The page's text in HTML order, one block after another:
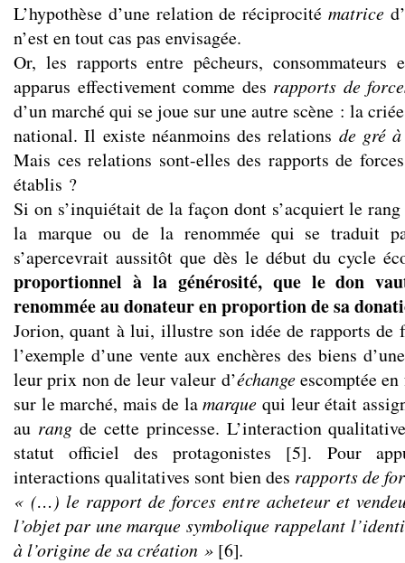
L’hypothèse d’une relation de réciprocité matrice
n’est en tout cas pas envisagée.
Or, les rapports entre pêcheurs, consommateurs
apparus effectivement comme des rapports de
d’un marché qui se joue sur une autre scène : la
national. Il existe néanmoins des relations de gré
Mais ces relations sont-elles des rapports de
établis ?
Si on s’inquiétait de la façon dont s’acquiert le
la marque ou de la renommée qui se traduit
s’apercevrait aussitôt que dès le début du cycle
proportionnel à la générosité, que le don
renommée au donateur en proportion de sa
Jorion, quant à lui, illustre son idée de rapports de
l’exemple d’une vente aux enchères des biens
leur prix non de leur valeur d’échangeescomptée
sur le marché, mais de lamarque qui leur était
au rangde cette princesse. L’interaction
statut officiel des protagonistes [5]. Pour
interactions qualitatives sont bien des rapports de
« (…) le rapport de forces entre acheteur et
l’objet par une marque symbolique rappelant
à l’origine de sa création » [6].